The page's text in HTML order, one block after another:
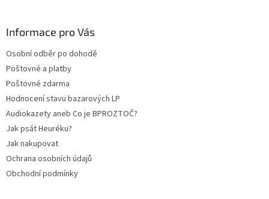
Informace pro Vás
Osobní odběr po dohodě
Poštovné a platby
Poštovné zdarma
Hodnocení stavu bazarových LP
Audiokazety aneb Co je BPROZTOČ?
Jak psát Heuréku?
Jak nakupovat
Ochrana osobních údajů
Obchodní podmínky